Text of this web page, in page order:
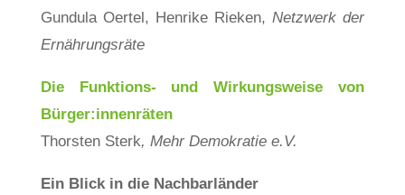
Gundula Oertel, Henrike Rieken,Netzwerk der
Ernährungsräte
Die Funktions- und Wirkungsweise von
Bürger:innenräten
Thorsten Sterk, Mehr Demokratie e.V.
Ein Blick in die Nachbarländer